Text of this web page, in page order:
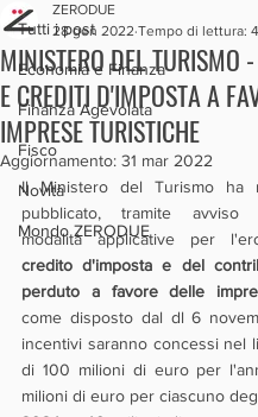
Tutti i post
Economia e Finanza
Finanza Agevolata
Fisco
Novità
Mondo ZERODUE
MINISTERO DEL TURISMO
E CREDITI D'IMPOSTA A
IMPRESE TURISTICHE
ZERODUE
28 gen 2022 Tempo di lettura:
Aggiornamento: 31 mar 2022
Il Ministero del Turismo ha
pubblicato, tramite avviso
credito d'imposta e del
perduto a favore delle
come disposto dal dl 6
incentivi saranno concessi nel
di 100 milioni di euro per
milioni di euro per ciascuno